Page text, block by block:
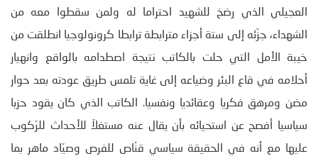
العجيلي الذي رضخ للشهيد احتراما له ولمن سقطوا معه من
الشهداء، جزّئه إلى ستة أجزاء مترابطة ترابطا كرونولوجيا انطلقت من
خيبة الأمل التي حلت بالكاتب نتيجة اصطدامه بالواقع وانهيار
أحلامه في قاع البئر وضياعه إلى غاية تلمس طريق عودته بعد حوار
مضن ومرهق فكريا وعقائديا ونفسيا. الكاتب الذي كان يقود حزبا
سياسيا أفصح عن استحيائه بأن يقال عنه مستغلاّ للأحداث للرّكوب
عليها مع أنه في الحقيقة سياسي قنّاص للفرص وصيّاد ماهر بما